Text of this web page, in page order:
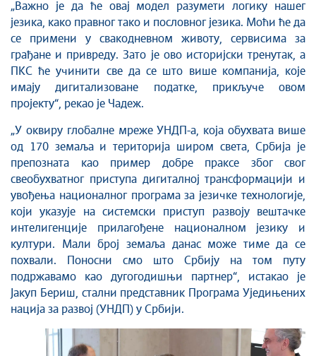
„Важно је да ће овај модел разумети логику нашег
језика, како правног тако и пословног језика. Моћи ће да
се примени у свакодневном животу, сервисима за
грађане и привреду. Зато је ово историјски тренутак, а
ПКС ће учинити све да се што више компанија, које
имају дигитализоване податке, прикључе овом
пројекту“, рекао је Чадеж.
„У оквиру глобалне мреже УНДП-а, која обухвата више
од 170 земаља и територија широм света, Србија је
препозната као пример добре праксе због свог
свеобухватног приступа дигиталној трансформацији и
увођења националног програма за језичке технологије,
који указује на системски приступ развоју вештачке
интелигенције прилагођене националном језику и
култури. Мали број земаља данас може тиме да се
похвали. Поносни смо што Србију на том путу
подржавамо као дугогодишњи партнер“, истакао је
Јакуп Бериш, стални представник Програма Уједињених
нација за развој (УНДП) у Србији.